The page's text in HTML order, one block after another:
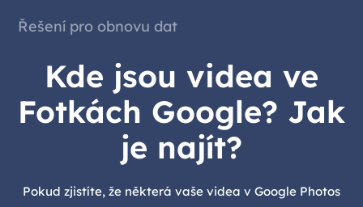
Řešení pro obnovu dat
Kde jsou videa ve
Fotkách Google? Jak
je najít?
Pokud zjistíte, že některá vaše videa v Google Photos